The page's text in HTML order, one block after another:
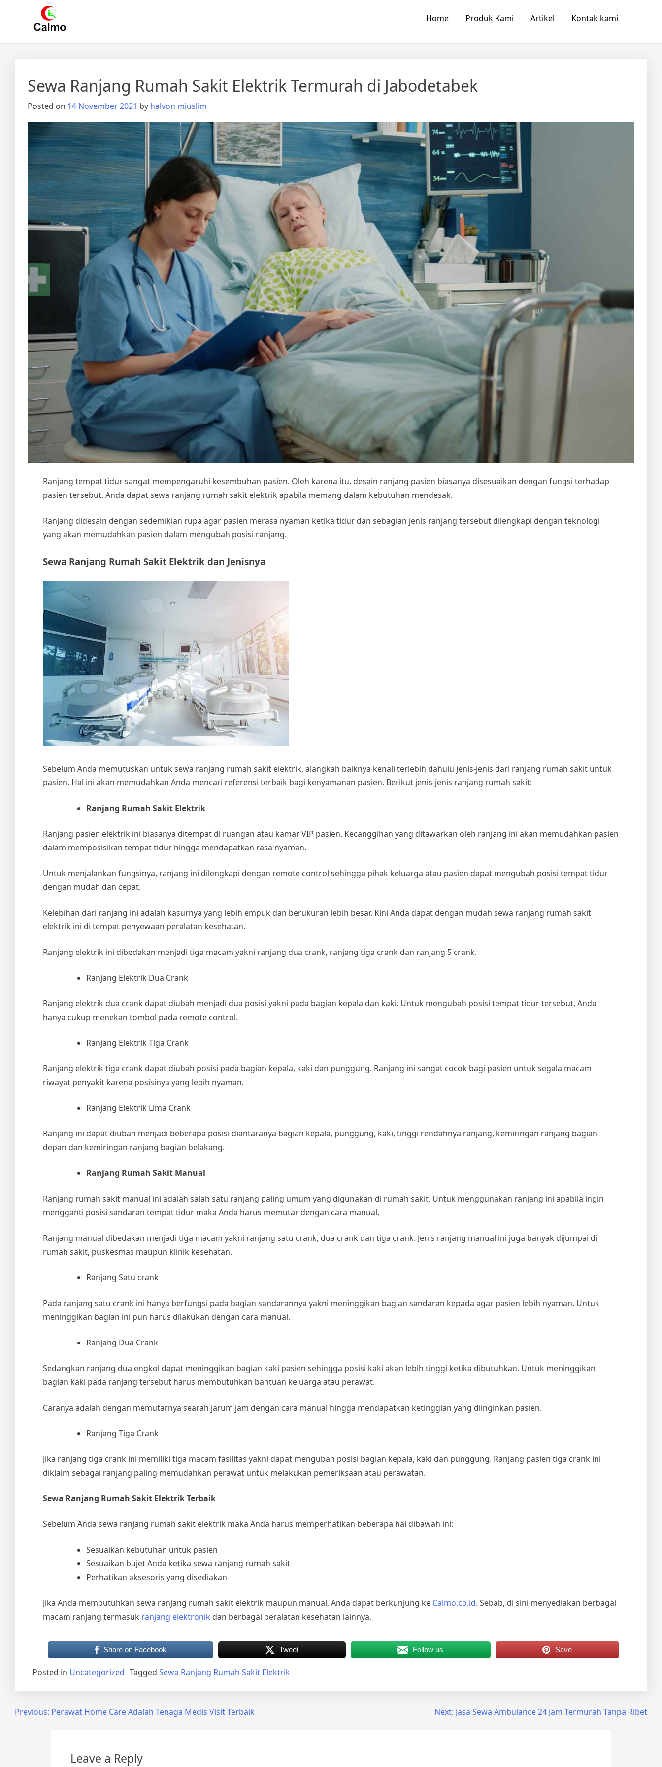
Calmo.co.id
menjual dan menyewakan alat kesehatan
Home Produk Kami Artikel Kontak kami
Sewa Ranjang Rumah Sakit Elektrik Termurah di Jabodetabek
Posted on 14 November 2021 by halvon miuslim
Ranjang tempat tidur sangat mempengaruhi kesembuhan pasien. Oleh karena itu, desain ranjang pasien biasanya disesuaikan dengan fungsi terhadap
pasien tersebut. Anda dapatsewa ranjang rumah sakit elektrik apabila memang dalam kebutuhan mendesak.
Ranjang didesain dengan sedemikian rupa agar pasien merasa nyaman ketika tidur dan sebagian jenis ranjang tersebut dilengkapi dengan teknologi
yang akan memudahkan pasien dalam mengubah posisi ranjang.
Sewa Ranjang Rumah Sakit Elektrik dan Jenisnya
Sebelum Anda memutuskan untuk sewa ranjang rumah sakit elektrik, alangkah baiknya kenali terlebih dahulu jenis-jenis dari ranjang rumah sakit untuk
pasien. Hal ini akan memudahkan Anda mencari referensi terbaik bagi kenyamanan pasien. Berikut jenis-jenis ranjang rumah sakit:
Ranjang Rumah Sakit Elektrik
Ranjang pasien elektrik ini biasanya ditempat di ruangan atau kamar VIP pasien. Kecanggihan yang ditawarkan oleh ranjang ini akan memudahkan pasien
dalam memposisikan tempat tidur hingga mendapatkan rasa nyaman.
Untuk menjalankan fungsinya, ranjang ini dilengkapi dengan remote control sehingga pihak keluarga atau pasien dapat mengubah posisi tempat tidur
dengan mudah dan cepat.
Kelebihan dari ranjang ini adalah kasurnya yang lebih empuk dan berukuran lebih besar. Kini Anda dapat dengan mudah sewa ranjang rumah sakit
elektrik ini di tempat penyewaan peralatan kesehatan.
Ranjang elektrik ini dibedakan menjadi tiga macam yakni ranjang dua crank, ranjang tiga crank dan ranjang 5 crank.
Ranjang Elektrik Dua Crank
Ranjang elektrik dua crank dapat diubah menjadi dua posisi yakni pada bagian kepala dan kaki. Untuk mengubah posisi tempat tidur tersebut, Anda
hanya cukup menekan tombol pada remote control.
Ranjang Elektrik Tiga Crank
Ranjang elektrik tiga crank dapat diubah posisi pada bagian kepala, kaki dan punggung. Ranjang ini sangat cocok bagi pasien untuk segala macam
riwayat penyakit karena posisinya yang lebih nyaman.
Ranjang Elektrik Lima Crank
Ranjang ini dapat diubah menjadi beberapa posisi diantaranya bagian kepala, punggung, kaki, tinggi rendahnya ranjang, kemiringan ranjang bagian
depan dan kemiringan ranjang bagian belakang.
Ranjang Rumah Sakit Manual
Ranjang rumah sakit manual ini adalah salah satu ranjang paling umum yang digunakan di rumah sakit. Untuk menggunakan ranjang ini apabila ingin
mengganti posisi sandaran tempat tidur maka Anda harus memutar dengan cara manual.
Ranjang manual dibedakan menjadi tiga macam yakni ranjang satu crank, dua crank dan tiga crank. Jenis ranjang manual ini juga banyak dijumpai di
rumah sakit, puskesmas maupun klinik kesehatan.
Ranjang Satu crank
Pada ranjang satu crank ini hanya berfungsi pada bagian sandarannya yakni meninggikan bagian sandaran kepada agar pasien lebih nyaman. Untuk
meninggikan bagian ini pun harus dilakukan dengan cara manual.
Ranjang Dua Crank
Sedangkan ranjang dua engkol dapat meninggikan bagian kaki pasien sehingga posisi kaki akan lebih tinggi ketika dibutuhkan. Untuk meninggikan
bagian kaki pada ranjang tersebut harus membutuhkan bantuan keluarga atau perawat.
Caranya adalah dengan memutarnya searah jarum jam dengan cara manual hingga mendapatkan ketinggian yang diinginkan pasien.
Ranjang Tiga Crank
Jika ranjang tiga crank ini memiliki tiga macam fasilitas yakni dapat mengubah posisi bagian kepala, kaki dan punggung. Ranjang pasien tiga crank ini
diklaim sebagai ranjang paling memudahkan perawat untuk melakukan pemeriksaan atau perawatan.
Sewa Ranjang Rumah Sakit ElektrikTerbaik
Sebelum Anda sewa ranjang rumah sakit elektrik maka Anda harus memperhatikan beberapa hal dibawah ini:
Sesuaikan kebutuhan untuk pasien
Sesuaikan bujet Anda ketika sewa ranjang rumah sakit
Perhatikan aksesoris yang disediakan
Jika Anda membutuhkan sewa ranjang rumah sakit elektrik maupun manual, Anda dapat berkunjung ke Calmo.co.id. Sebab, di sini menyediakan berbagai
macam ranjang termasuk ranjang elektronik dan berbagai peralatan kesehatan lainnya.
Share on Facebook Tweet Follow us Save
Posted in Uncategorized Tagged Sewa Ranjang Rumah Sakit Elektrik
PostPrevious: Perawat Home Care Adalah Tenaga Medis Visit Terbaik Next: Jasa Sewa Ambulance 24 Jam Termurah Tanpa Ribet
Leave a Reply